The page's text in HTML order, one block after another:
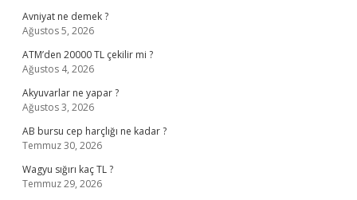
Avniyat ne demek ?
Ağustos 5, 2026
ATM’den 20000 TL çekilir mi ?
Ağustos 4, 2026
Akyuvarlar ne yapar ?
Ağustos 3, 2026
AB bursu cep harçlığı ne kadar ?
Temmuz 30, 2026
Wagyu sığırı kaç TL ?
Temmuz 29, 2026